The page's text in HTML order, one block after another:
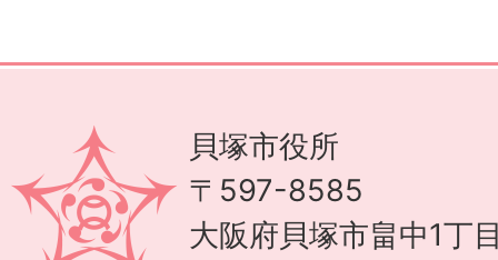
貝塚市役所
〒597-8585
大阪府貝塚市畠中1丁